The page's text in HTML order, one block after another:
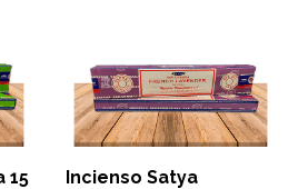
15
Incienso Satya